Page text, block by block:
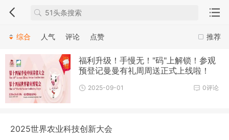
推荐
综合 人气 评论 点赞
福利升级！手慢无！"码"上解锁！参观
预登记曼曼有礼周周送正式上线啦！
0评论
2025-09-01
2025世界农业科技创新大会